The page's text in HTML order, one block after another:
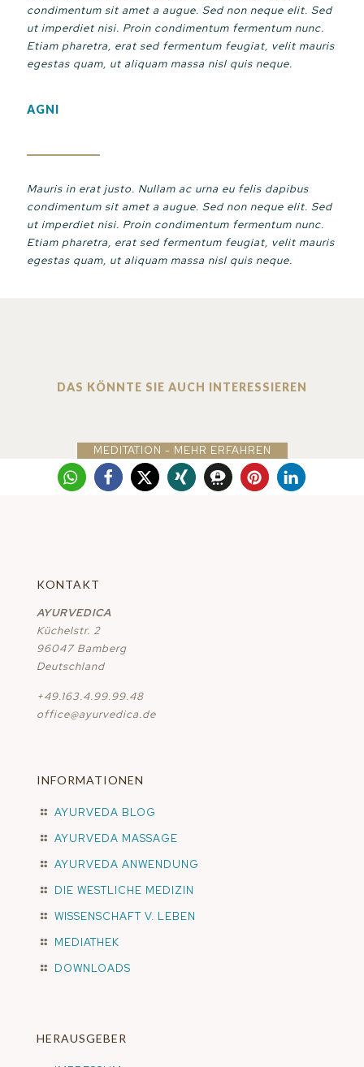
condimentum sit amet a augue. Sed non neque elit. Sed
ut imperdiet nisi. Proin condimentum fermentum nunc.
Etiam pharetra, erat sed fermentum feugiat, velit mauris
egestas quam, ut aliquam massa nisl quis neque.
AGNI
Mauris in erat justo. Nullam ac urna eu felis dapibus
condimentum sit amet a augue. Sed non neque elit. Sed
ut imperdiet nisi. Proin condimentum fermentum nunc.
Etiam pharetra, erat sed fermentum feugiat, velit mauris
egestas quam, ut aliquam massa nisl quis neque.
DAS KÖNNTE SIE AUCH INTERESSIEREN
MEDITATION - MEHR ERFAHREN
KONTAKT
AYURVEDICA
Küchelstr. 2
96047 Bamberg
Deutschland
+49.163.4.99.99.48
office@ayurvedica.de
INFORMATIONEN
AYURVEDA BLOG
AYURVEDA MASSAGE
AYURVEDA ANWENDUNG
DIE WESTLICHE MEDIZIN
WISSENSCHAFT V. LEBEN
MEDIATHEK
DOWNLOADS
HERAUSGEBER